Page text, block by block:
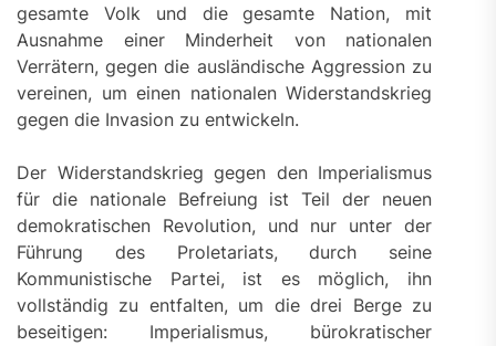
gesamte Volk und die gesamte Nation, mit
Ausnahme einer Minderheit von nationalen
Verrätern, gegen die ausländische Aggression zu
vereinen, um einen nationalen Widerstandskrieg
gegen die Invasion zu entwickeln.
Der Widerstandskrieg gegen den Imperialismus
für die nationale Befreiung ist Teil der neuen
demokratischen Revolution, und nur unter der
Führung des Proletariats, durch seine
Kommunistische Partei, ist es möglich, ihn
vollständig zu entfalten, um die drei Berge zu
beseitigen: Imperialismus, bürokratischer